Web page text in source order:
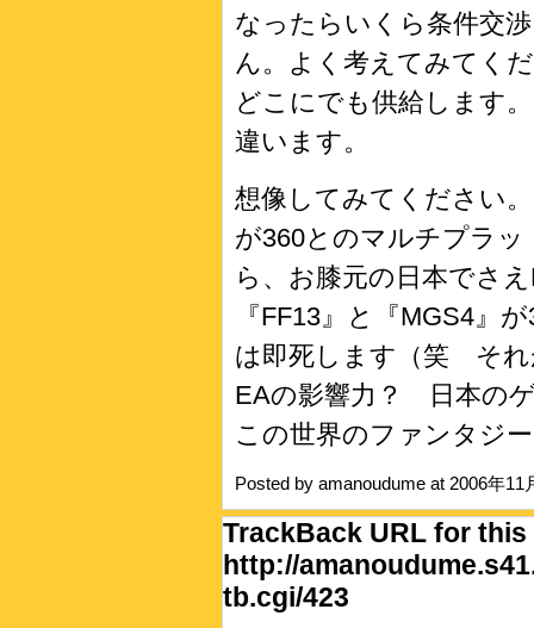
なったらいくら条件交
ん。よく考えてみてく
どこにでも供給します
違います。
想像してみてください
が360とのマルチプラ
ら、お膝元の日本でさ
『FF13』と『MGS4』
は即死します（笑 それ
EAの影響力？ 日本の
この世界のファンタジ
Posted by amanoudume at 2006年11
TrackBack URL for
http://
tb.cgi/423